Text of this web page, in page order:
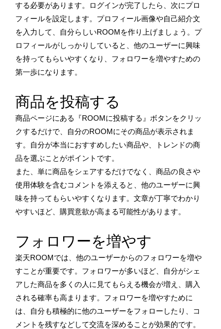
する必要があります。ログインが完了したら、次にプロ
フィールを設定します。プロフィール画像や自己紹介文
を入力して、自分らしいROOMを作り上げましょう。プ
ロフィールがしっかりしていると、他のユーザーに興味
を持ってもらいやすくなり、フォロワーを増やすための
第一歩になります。
商品を投稿する
商品ページにある『ROOMに投稿する』ボタンをクリッ
クするだけで、自分のROOMにその商品が表示されま
す。自分が本当におすすめしたい商品や、トレンドの商
品を選ぶことがポイントです。
また、単に商品をシェアするだけでなく、商品の良さや
使用体験を含むコメントを添えると、他のユーザーに興
味を持ってもらいやすくなります。文章が丁寧でわかり
やすいほど、購買意欲が高まる可能性があります。
フォロワーを増やす
楽天ROOMでは、他のユーザーからのフォロワーを増や
すことが重要です。フォロワーが多いほど、自分がシェ
アした商品を多くの人に見てもらえる機会が増え、購入
される確率も高まります。フォロワーを増やすために
は、自分も積極的に他のユーザーをフォローしたり、コ
メントを残すなどして交流を深めることが効果的です。